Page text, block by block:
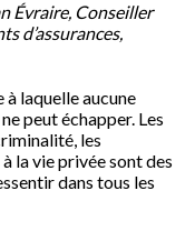
Évraire, Conseiller
d’assurances,
à laquelle aucune
peut échapper. Les
les
la vie privée sont des
dans tous les